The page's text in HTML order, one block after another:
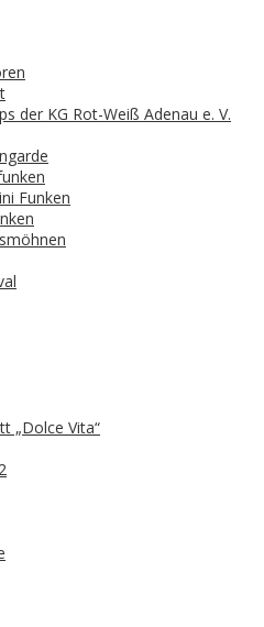
der KG Rot-Weiß Adenau e. V.
Funken
„Dolce Vita“